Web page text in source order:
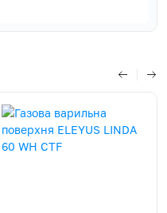
Україна
60